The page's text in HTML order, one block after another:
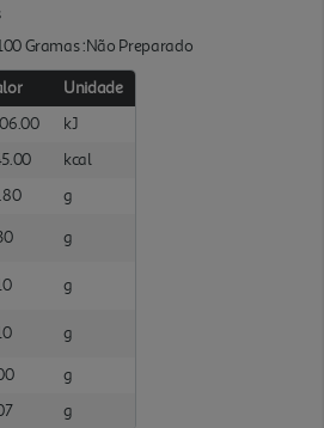
Gramas :Não Preparado
Unidade
kJ
kcal
g
g
g
g
g
g